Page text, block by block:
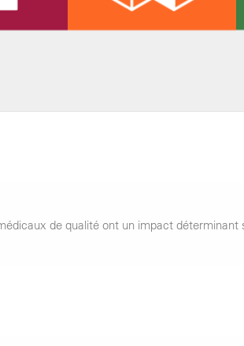
de qualité ont un impact déterminant